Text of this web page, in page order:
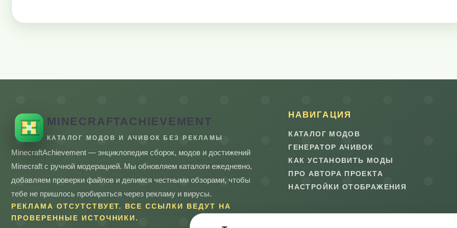
MINECRAFTACHIEVEMENT
КАТАЛОГ МОДОВ И АЧИВОК БЕЗ РЕКЛАМЫ
MinecraftAchievement — энциклопедия сборок, модов и достижений
Minecraft с ручной модерацией. Мы обновляем каталоги ежедневно,
добавляем проверки файлов и делимся честными обзорами, чтобы
тебе не пришлось пробираться через рекламу и вирусы.
РЕКЛАМА ОТСУТСТВУЕТ. ВСЕ ССЫЛКИ ВЕДУТ НА
ПРОВЕРЕННЫЕ ИСТОЧНИКИ.
НАВИГАЦИЯ
КАТАЛОГ МОДОВ
ГЕНЕРАТОР АЧИВОК
КАК УСТАНОВИТЬ МОДЫ
ПРО АВТОРА ПРОЕКТА
НАСТРОЙКИ ОТОБРАЖЕНИЯ